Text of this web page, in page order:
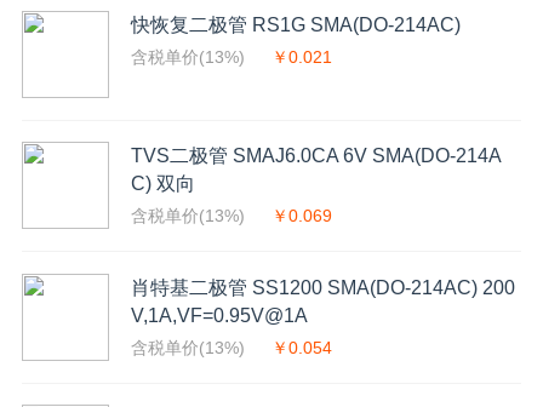
快恢复二极管 RS1G SMA(DO-214AC)
含税单价(13%) ￥0.021
TVS二极管 SMAJ6.0CA 6V SMA(DO-214A
C) 双向
含税单价(13%) ￥0.069
肖特基二极管 SS1200 SMA(DO-214AC) 200
V,1A,VF=0.95V@1A
含税单价(13%) ￥0.054